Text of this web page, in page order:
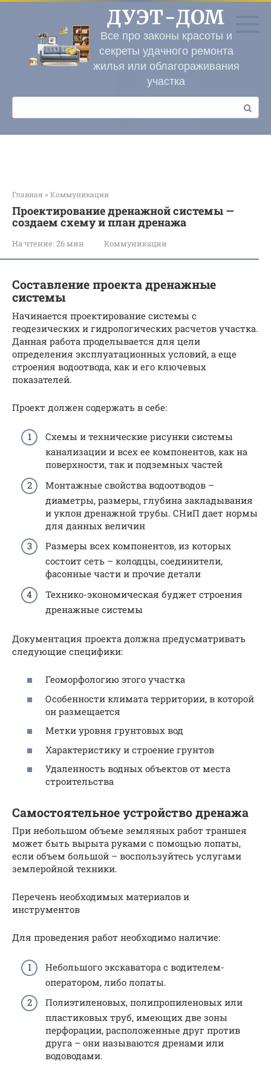
Перейти
контенту
ДУЭТ-ДОМ
Все про законы красоты и
секреты удачного ремонта
жилья или облагораживания
участка
Поиск:
Главная » Коммуникации
Проектирование дренажной системы —
создаем схему и план дренажа
На чтение: 26 мин Коммуникации
Составление проекта дренажные
системы
Начинается проектирование системы с
геодезических и гидрологических расчетов участка.
Данная работа проделывается для цели
определения эксплуатационных условий, а еще
строения водоотвода, как и его ключевых
показателей.
Проект должен содержать в себе:
Схемы и технические рисунки системы
канализации и всех ее компонентов, как на
поверхности, так и подземных частей
Монтажные свойства водоотводов –
диаметры, размеры, глубина закладывания
и уклон дренажной трубы. СНиП дает нормы
для данных величин
Размеры всех компонентов, из которых
состоит сеть – колодцы, соединители,
фасонные части и прочие детали
Технико-экономическая буджет строения
дренажные системы
Документация проекта должна предусматривать
следующие специфики:
Геоморфологию этого участка
Особенности климата территории, в которой
он размещается
Метки уровня грунтовых вод
Характеристику и строение грунтов
Удаленность водных объектов от места
строительства
Самостоятельное устройство дренажа
При небольшом объеме земляных работ траншея
может быть вырыта руками с помощью лопаты,
если объем большой – воспользуйтесь услугами
землеройной техники.
Перечень необходимых материалов и
инструментов
Для проведения работ необходимо наличие:
Небольшого экскаватора с водителем-
оператором, либо лопаты.
Полиэтиленовых, полипропиленовых или
пластиковых труб, имеющих две зоны
перфорации, расположенные друг против
друга – они называются дренами или
водоводами.